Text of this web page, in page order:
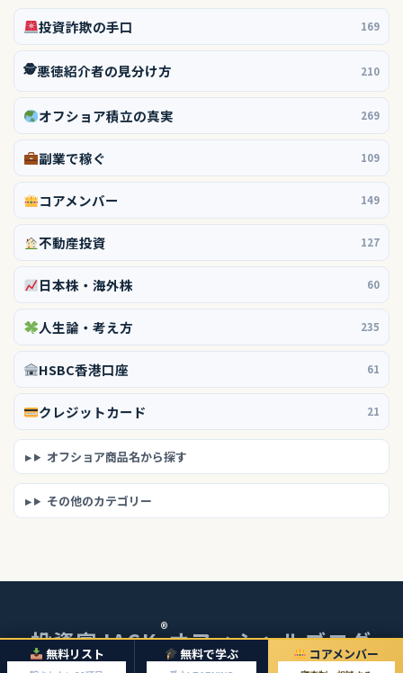
投資詐欺の手口 169
🕵️悪徳紹介者の見分け方 210
オフショア積立の真実 269
副業で稼ぐ 109
コアメンバー 149
不動産投資 127
日本株・海外株 60
人生論・考え方 235
HSBC香港口座 61
クレジットカード 21
オフショア商品名から探す
その他のカテゴリー
無料リスト 無料で学ぶ コアメンバー
投資家JACK®オフィシャルブログ